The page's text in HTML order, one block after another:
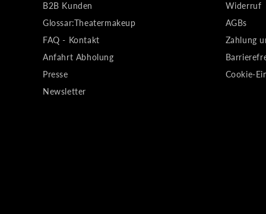
B2B Kunden
Glossar:Theatermakeup
FAQ - Kontakt
Anfahrt Abholung
Presse
Newsletter
Widerruf
AGBs
Zahlung
Cookie-